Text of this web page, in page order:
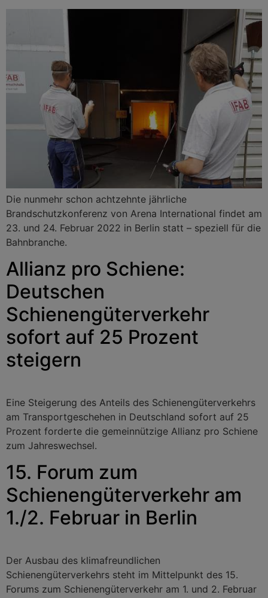
Die nunmehr schon achtzehnte jährliche
Brandschutzkonferenz von Arena International findet am
23. und 24. Februar 2022 in Berlin statt – speziell für die
Bahnbranche.
Allianz pro Schiene:
Deutschen
Schienengüterverkehr
sofort auf 25 Prozent
steigern
Eine Steigerung des Anteils des Schienengüterverkehrs
am Transportgeschehen in Deutschland sofort auf 25
Prozent forderte die gemeinnützige Allianz pro Schiene
zum Jahreswechsel.
15. Forum zum
Schienengüterverkehr am
1./2. Februar in Berlin
Der Ausbau des klimafreundlichen
Schienengüterverkehrs steht im Mittelpunkt des 15.
Forums zum Schienengüterverkehr am 1. und 2. Februar